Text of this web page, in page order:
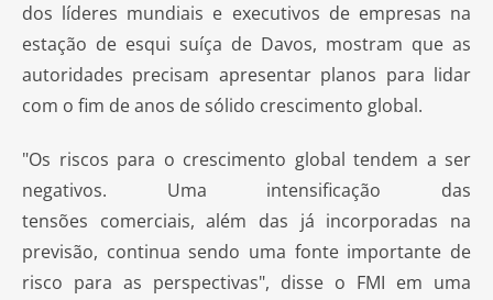
dos líderes mundiais e executivos de empresas na
estação de esqui suíça de Davos, mostram que as
autoridades precisam apresentar planos para lidar
com o fim de anos de sólido crescimento global.
"Os riscos para o crescimento global tendem a ser
negativos. Uma intensificação das
tensões comerciais, além das já incorporadas na
previsão, continua sendo uma fonte importante de
risco para as perspectivas", disse o FMI em uma